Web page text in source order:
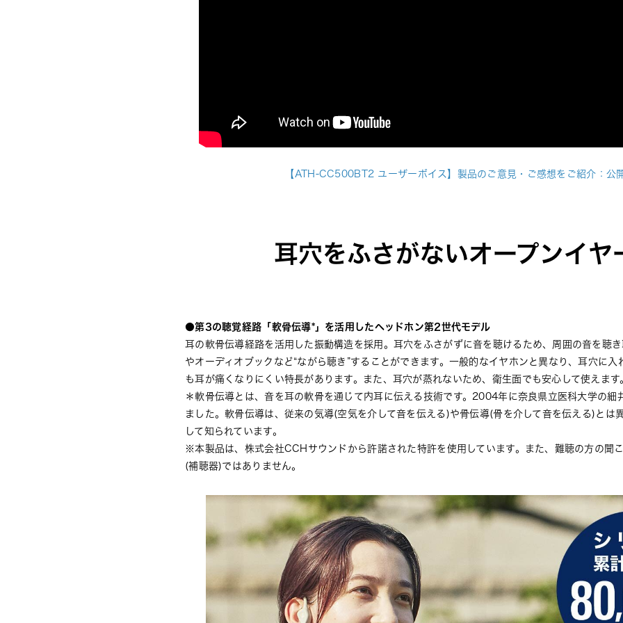
【ATH-CC500BT2 ユーザーボイス】製品のご意見・ご感想をご紹介：公
耳穴をふさがないオープンイヤ
●第3の聴覚経路「軟骨伝導*」を活用したヘッドホン第2世代モデル
耳の軟骨伝導経路を活用した振動構造を採用。耳穴をふさがずに音を聴けるため、周囲の音を聴
やオーディオブックなど“ながら聴き”することができます。一般的なイヤホンと異なり、耳穴に入
も耳が痛くなりにくい特長があります。また、耳穴が蒸れないため、衛生面でも安心して使えます
＊軟骨伝導とは、音を耳の軟骨を通じて内耳に伝える技術です。2004年に奈良県立医科大学の細
ました。軟骨伝導は、従来の気導(空気を介して音を伝える)や骨伝導(骨を介して音を伝える)とは
して知られています。
※本製品は、株式会社CCHサウンドから許諾された特許を使用しています。また、難聴の方の聞
(補聴器)ではありません。